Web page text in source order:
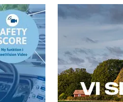
Scania